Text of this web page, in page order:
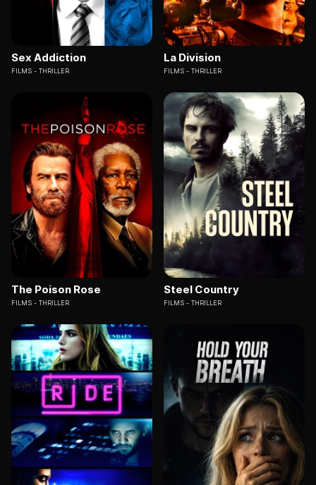
Sex Addiction
FILMS THRILLER
La Division
FILMS THRILLER
The Poison Rose
FILMS THRILLER
Steel Country
FILMS THRILLER